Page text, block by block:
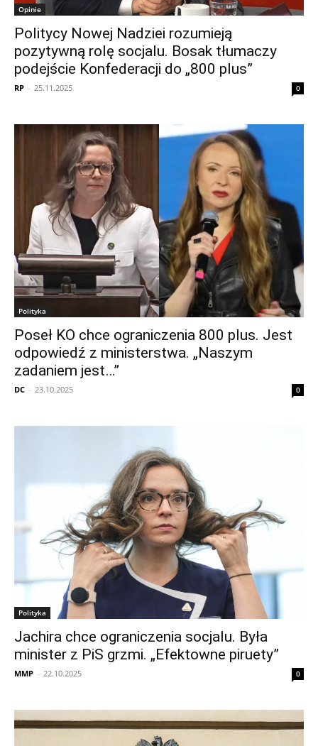
Opinie
Politycy Nowej Nadziei rozumieją
pozytywną rolę socjalu. Bosak tłumaczy
podejście Konfederacji do „800 plus”
RP - 25.11.2025 0
Polityka
Poseł KO chce ograniczenia 800 plus. Jest
odpowiedź z ministerstwa. „Naszym
zadaniem jest…”
DC - 23.10.2025 0
Polityka
Jachira chce ograniczenia socjalu. Była
minister z PiS grzmi. „Efektowne piruety”
MMP - 22.10.2025 0